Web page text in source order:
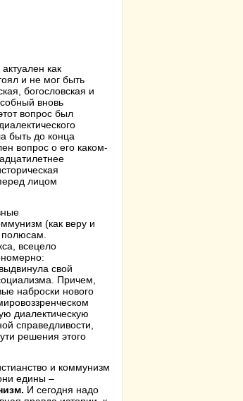
как
и не мог быть
богословская и
вновь
вопрос был
быть до конца
вопрос о его каком-
лицом
(как веру и
всецело
свой
Причем,
наброски нового
диалектическую
справедливости,
решения этого
и коммунизм
едины –
И сегодня надо